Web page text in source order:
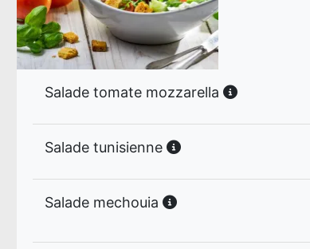
Salade tomate mozzarella
Salade tunisienne
Salade mechouia